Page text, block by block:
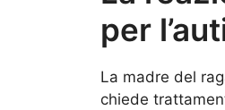
per
La madre del
chiede